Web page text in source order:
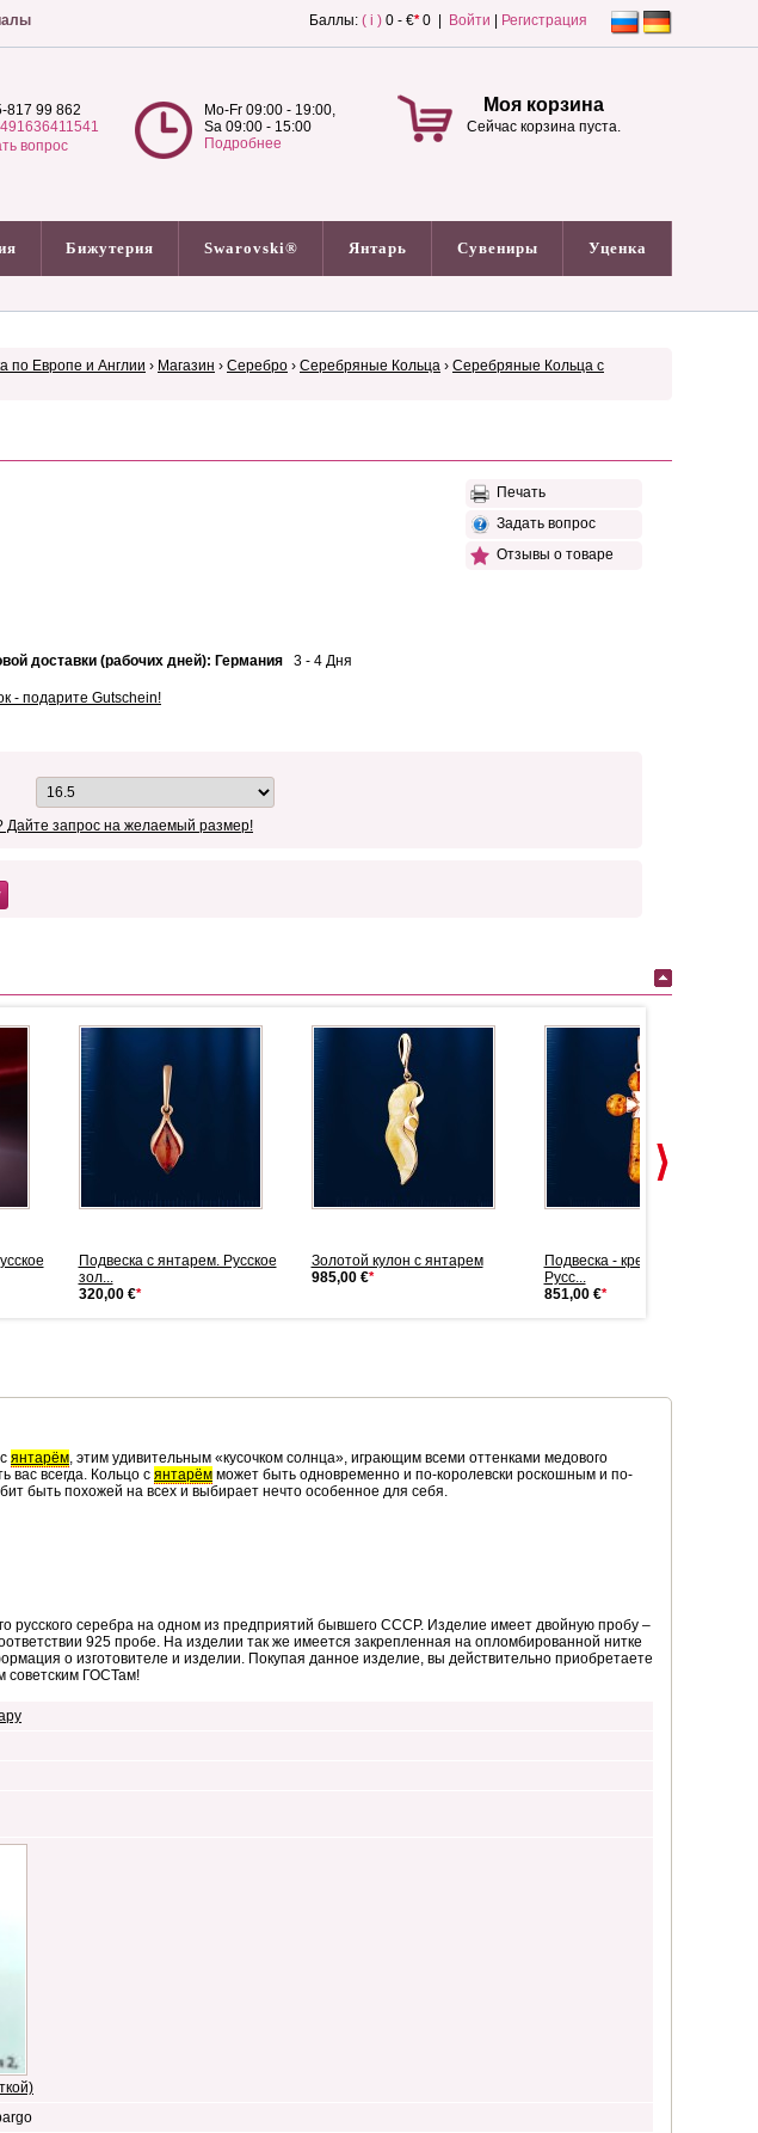
Баллы: ( i ) 0 - €*0 | Войти Регистрация
817 99 862
вопрос
Mo-Fr 09:00 - 19:00,
Sa 09:00 - 15:00
Подробнее
Моя корзина
Сейчас корзина пуста.
Бижутерия Swarovski® Янтарь Сувениры Уценка
по Европе и Англии › Магазин › Серебро › Серебряные Кольца › Серебряные Кольца с
доставки (рабочих дней): Германия 3 - 4 Дня
- подарите Gutschein!
Печать
Задать вопрос
Отзывы о товаре
Дайте запрос на желаемый размер!
Подвеска с янтарем. Русское
зол...
320,00 €*
Золотой кулон с янтарем
985,00 €*
Подвеска - крест с янтарем.
Русс...
851,00 €*
янтарём, этим удивительным «кусочком солнца», играющим всеми оттенками медового
вас всегда. Кольцо с янтарём может быть одновременно и по-королевски роскошным и по-
быть похожей на всех и выбирает нечто особенное для себя.
русского серебра на одном из предприятий бывшего СССР. Изделие имеет двойную пробу –
925 пробе. На изделии так же имеется закрепленная на опломбированной нитке
о изготовителе и изделии. Покупая данное изделие, вы действительно приобретаете
советским ГОСТам!